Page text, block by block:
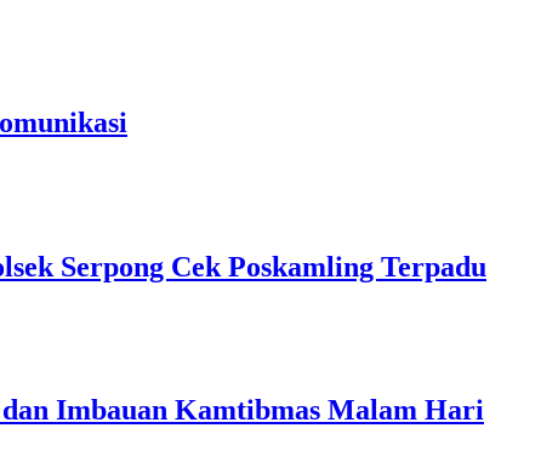
Serpong Cek Poskamling Terpadu
Imbauan Kamtibmas Malam Hari